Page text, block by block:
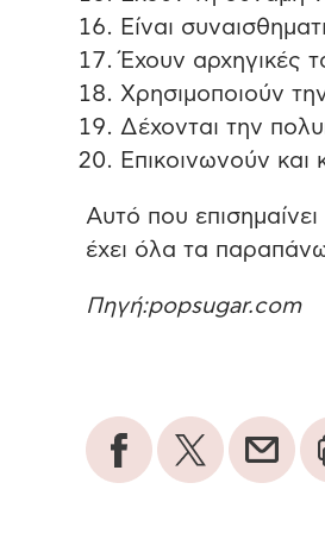
Είναι
Έχουν αρχηγικές
Χρησιμοποιούν
Δέχονται την
Επικοινωνούν
Αυτό που επισημαίνει
έχει όλα τα
Πηγή:popsugar.com